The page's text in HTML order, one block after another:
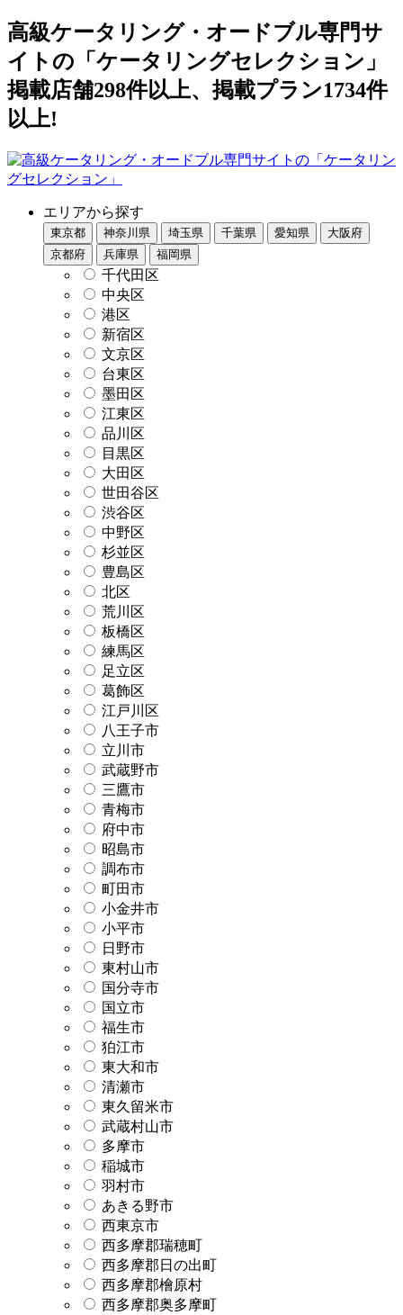
高級ケータリング・オードブル専門サ
イトの「ケータリングセレクション」
掲載店舗298件以上、掲載プラン1734件
以上!
エリアから探す
東京都 神奈川県 埼玉県 千葉県 愛知県
大阪府
京都府
兵庫県 福岡県
千代田区
中央区
港区
新宿区
文京区
台東区
墨田区
江東区
品川区
目黒区
大田区
世田谷区
渋谷区
中野区
杉並区
豊島区
北区
荒川区
板橋区
練馬区
足立区
葛飾区
江戸川区
八王子市
立川市
武蔵野市
三鷹市
青梅市
府中市
昭島市
調布市
町田市
小金井市
小平市
日野市
東村山市
国分寺市
国立市
福生市
狛江市
東大和市
清瀬市
東久留米市
武蔵村山市
多摩市
稲城市
羽村市
あきる野市
西東京市
西多摩郡瑞穂町
西多摩郡日の出町
西多摩郡檜原村
西多摩郡奥多摩町